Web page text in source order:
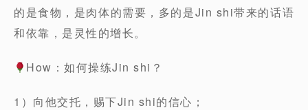
的是食物，是肉体的需要，多的是Jin shi带来的话语
和依靠，是灵性的增长。
How：如何操练Jin shi？
1）向他交托，赐下Jin shi的信心；